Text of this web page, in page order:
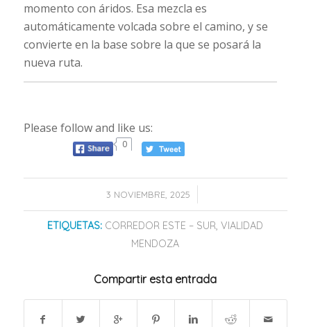
momento con áridos. Esa mezcla es
automáticamente volcada sobre el camino, y se
convierte en la base sobre la que se posará la
nueva ruta.
Please follow and like us:
0
3 NOVIEMBRE, 2025
/
ETIQUETAS: CORREDOR ESTE – SUR,VIALIDAD
MENDOZA
Compartir esta entrada